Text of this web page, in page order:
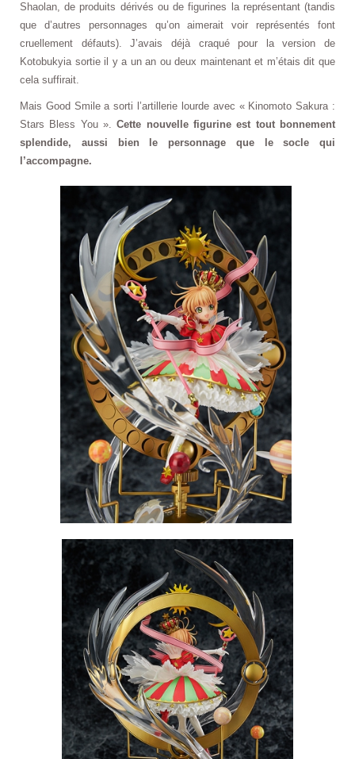
Shaolan, de produits dérivés ou de figurines la représentant (tandis
que d’autres personnages qu’on aimerait voir représentés font
cruellement défauts). J’avais déjà craqué pour la version de
Kotobukyia sortie il y a un an ou deux maintenant et m’étais dit que
cela suffirait.
Mais Good Smile a sorti l’artillerie lourde avec « Kinomoto Sakura :
Stars Bless You ».Cette nouvelle figurine est tout bonnement
splendide, aussi bien le personnage que le socle qui
l’accompagne.